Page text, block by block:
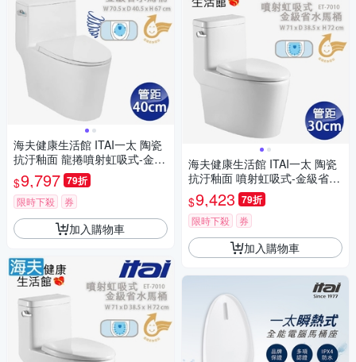
海夫健康生活館 ITAI一太 陶瓷
抗汙釉面 龍捲噴射虹吸式-金級
省水馬桶 70.5x40.5x67cm_ET
-7009 管距40cm
$9,797 79折
限時下殺 券
加入購物車
海夫健康生活館 ITAI一太 陶瓷
抗汙釉面 噴射虹吸式-金級省水
馬桶 71x38.5x72cm_ET-7010
管距30cm
$9,423 79折
限時下殺 券
加入購物車